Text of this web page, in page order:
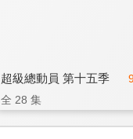
超級總動員 第十五季
全 28 集